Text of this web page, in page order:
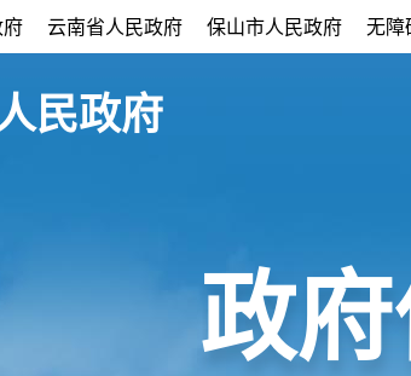
云南省人民政府 保山市人民政府 无障
民政府
政